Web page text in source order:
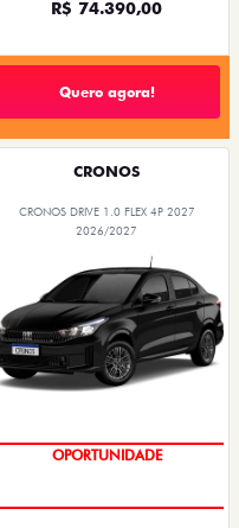
R$ 74.390,00
Quero agora!
CRONOS
CRONOS DRIVE 1.0 FLEX 4P 2027
2026/2027
OPORTUNIDADE